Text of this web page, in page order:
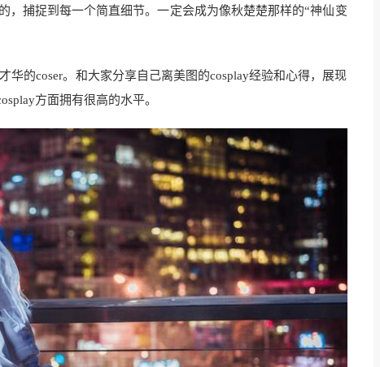
，捕捉到每一个简直细节。一定会成为像秋楚楚那样的“神仙变
的coser。和大家分享自己离美图的cosplay经验和心得，展现
方面拥有很高的水平。